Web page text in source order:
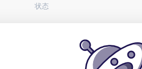
状态